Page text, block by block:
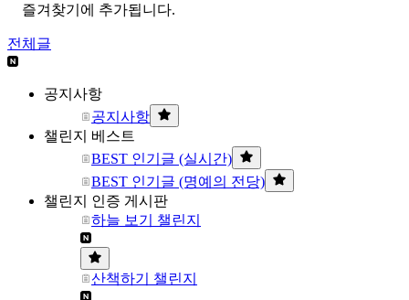
즐겨찾기에 추가됩니다.
전체글
공지사항
공지사항
챌린지 베스트
BEST 인기글 (실시간)
BEST 인기글 (명예의 전당)
챌린지 인증 게시판
하늘 보기 챌린지
산책하기 챌린지